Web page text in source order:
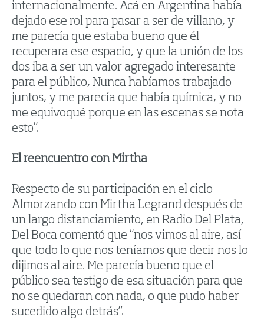
internacionalmente. Acá en Argentina había
dejado ese rol para pasar a ser de villano, y
me parecía que estaba bueno que él
recuperara ese espacio, y que la unión de los
dos iba a ser un valor agregado interesante
para el público, Nunca habíamos trabajado
juntos, y me parecía que había química, y no
me equivoqué porque en las escenas se nota
esto”.
El reencuentro con Mirtha
Respecto de su participación en el ciclo
Almorzando con Mirtha Legrand después de
un largo distanciamiento, en Radio Del Plata,
Del Boca comentó que “nos vimos al aire, así
que todo lo que nos teníamos que decir nos lo
dijimos al aire. Me parecía bueno que el
público sea testigo de esa situación para que
no se quedaran con nada, o que pudo haber
sucedido algo detrás”.